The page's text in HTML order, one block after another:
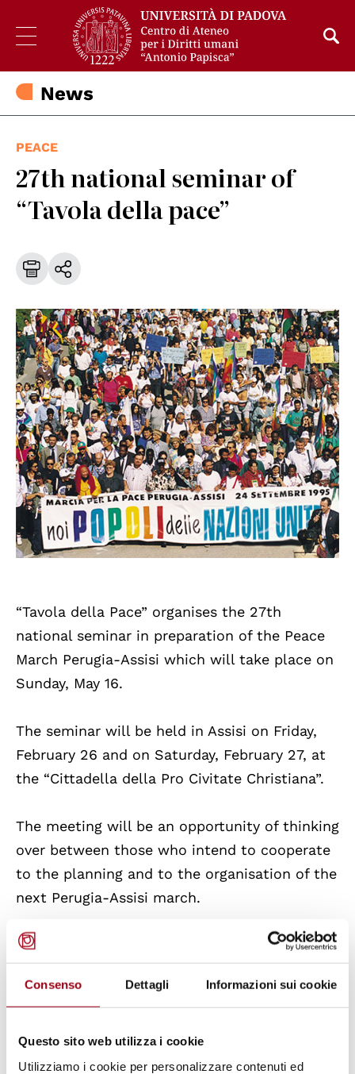
Consenso Dettagli Informazioni sui cookie
Questo sito web utilizza i cookie
Utilizziamo i cookie per personalizzare contenuti ed
News
PEACE
27th national seminar of
“Tavola della pace”
“Tavola della Pace” organises the 27th
national seminar in preparation of the Peace
March Perugia-Assisi which will take place on
Sunday, May 16.
The seminar will be held in Assisi on Friday,
February 26 and on Saturday, February 27, at
the “Cittadella della Pro Civitate Christiana”.
The meeting will be an opportunity of thinking
over between those who intend to cooperate
to the planning and to the organisation of the
next Perugia-Assisi march.
The organizers are highlighting the
importance of the common research of new
ways of commitment for peace. The
partecipation and by the sharing of those
values already enclosed in the Constitution